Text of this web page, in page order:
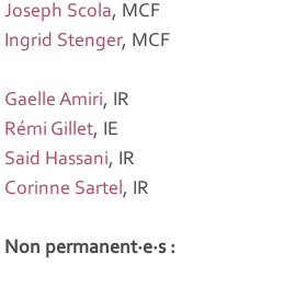
Joseph Scola, MCF
Ingrid Stenger, MCF
Gaelle Amiri, IR
Rémi Gillet, IE
Said Hassani, IR
Corinne Sartel, IR
Non permanent·e·s :